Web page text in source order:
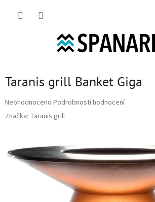
Taranis grill Banket Giga
Průměrné hodnocení produktu je 0,0 z 5 hvězdiček.
Neohodnoceno Podrobnosti hodnocení
Značka: Taranis grill